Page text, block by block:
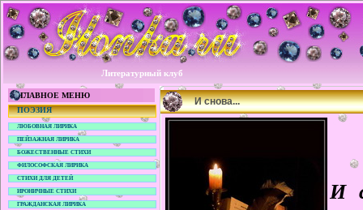
Литературный клуб
ГЛАВНОЕ МЕНЮ
ПОЭЗИЯ
ЛЮБОВНАЯ ЛИРИКА
ПЕЙЗАЖНАЯ ЛИРИКА
БОЖЕСТВЕННЫЕ СТИХИ
ФИЛОСОФСКАЯ ЛИРИКА
СТИХИ ДЛЯ ДЕТЕЙ
ИРОНИЧНЫЕ СТИХИ
ГРАЖДАНСКАЯ ЛИРИКА
И снова...
И